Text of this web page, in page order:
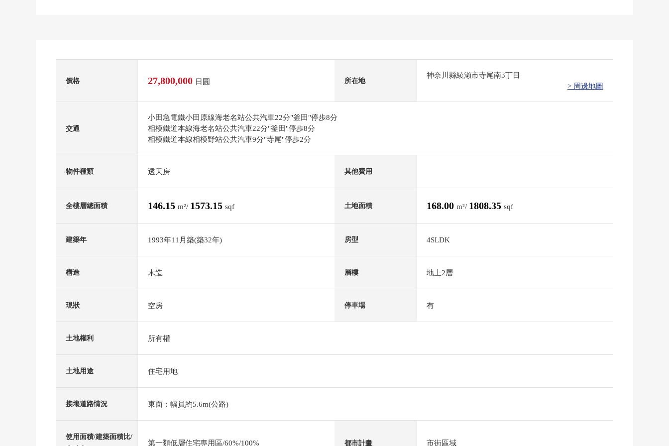
價格 27,800,000 日圓 所在地
神奈川縣綾瀨市寺尾南3丁目
> 周邊地圖
交通
小田急電鐵小田原線海老名站公共汽車22分"釜田"停歩8分
相模鐵道本線海老名站公共汽車22分"釜田"停歩8分
相模鐵道本線相模野站公共汽車9分"寺尾"停歩2分
物件種類 透天房 其他費用
全樓層總面積 146.15 m²/ 1573.15 sqf 土地面積 168.00 m²/ 1808.35 sqf
建築年 1993年11月築(築32年) 房型 4SLDK
構造 木造 層樓 地上2層
現狀 空房 停車場 有
土地權利 所有權
土地用途 住宅用地
接壤道路情況 東面：幅員約5.6m(公路)
使用面積/建築面積比/
第一類低層住宅專用區/60%/100% 都市計畫 市街區域